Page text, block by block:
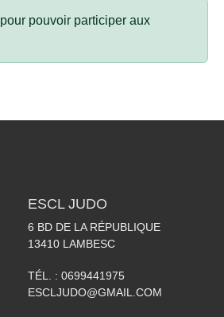
pour pouvoir participer aux
ESCL JUDO
6 BD DE LA RÉPUBLIQUE
13410 LAMBESC
TÉL. : 0699441975
ESCLJUDO@GMAIL.COM